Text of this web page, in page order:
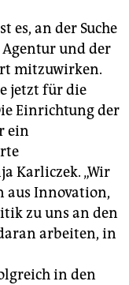
es, an der Suche
und der
mitzuwirken.
jetzt für die
Einrichtung der
ein
Karliczek. „Wir
aus Innovation,
zu uns an den
arbeiten, in
in den